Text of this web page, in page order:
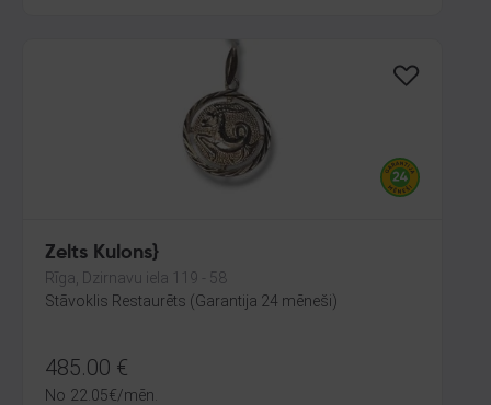
Zelts Kulons}
Rīga, Dzirnavu iela 119 - 58
Stāvoklis Restaurēts (Garantija 24 mēneši)
485.00 €
No 22.05€/mēn.